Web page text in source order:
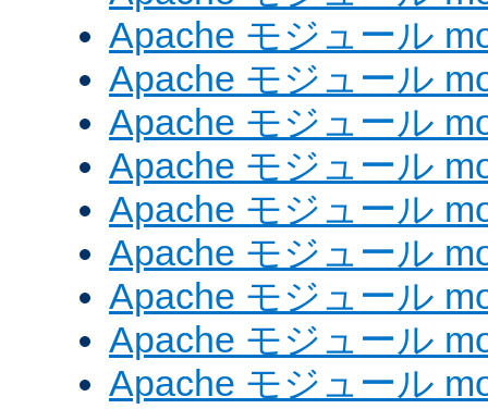
Apache モジュール
Apache モジュール
Apache モジュール
Apache モジュール
Apache モジュール
Apache モジュール
Apache モジュール
Apache モジュール
Apache モジュール